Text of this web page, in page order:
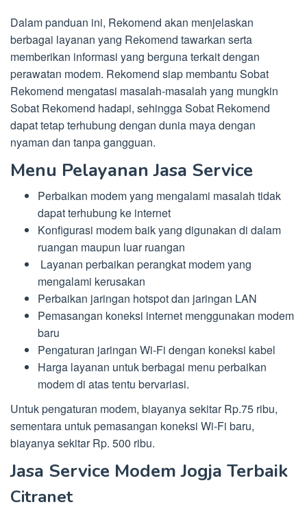
Dalam panduan ini, Rekomend akan menjelaskan
berbagai layanan yang Rekomend tawarkan serta
memberikan informasi yang berguna terkait dengan
perawatan modem. Rekomend siap membantu Sobat
Rekomend mengatasi masalah-masalah yang mungkin
Sobat Rekomend hadapi, sehingga Sobat Rekomend
dapat tetap terhubung dengan dunia maya dengan
nyaman dan tanpa gangguan.
Menu Pelayanan Jasa Service
Perbaikan modem yang mengalami masalah tidak
dapat terhubung ke internet
Konfigurasi modem baik yang digunakan di dalam
ruangan maupun luar ruangan
Layanan perbaikan perangkat modem yang
mengalami kerusakan
Perbaikan jaringan hotspot dan jaringan LAN
Pemasangan koneksi internet menggunakan modem
baru
Pengaturan jaringan Wi-Fi dengan koneksi kabel
Harga layanan untuk berbagai menu perbaikan
modem di atas tentu bervariasi.
Untuk pengaturan modem, biayanya sekitar Rp.75 ribu,
sementara untuk pemasangan koneksi Wi-Fi baru,
biayanya sekitar Rp. 500 ribu.
Jasa Service Modem Jogja Terbaik
Citranet